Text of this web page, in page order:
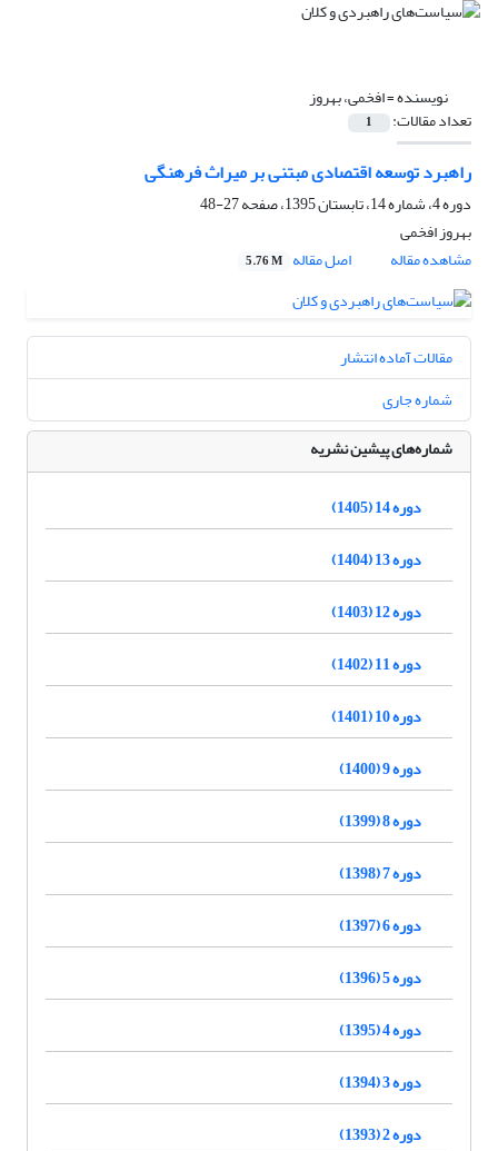
نویسنده =افخمی، بهروز
تعداد مقالات: 1
راهبرد توسعه اقتصادی مبتنی بر میراث فرهنگی
دوره 4، شماره 14، تابستان 1395، صفحه
27-48
بهروز افخمی
مشاهده مقاله
اصل مقاله 5.76 M
مقالات آماده انتشار
شماره جاری
شماره‌های پیشین نشریه
دوره 14 (1405)
دوره 13 (1404)
دوره 12 (1403)
دوره 11 (1402)
دوره 10 (1401)
دوره 9 (1400)
دوره 8 (1399)
دوره 7 (1398)
دوره 6 (1397)
دوره 5 (1396)
دوره 4 (1395)
دوره 3 (1394)
دوره 2 (1393)